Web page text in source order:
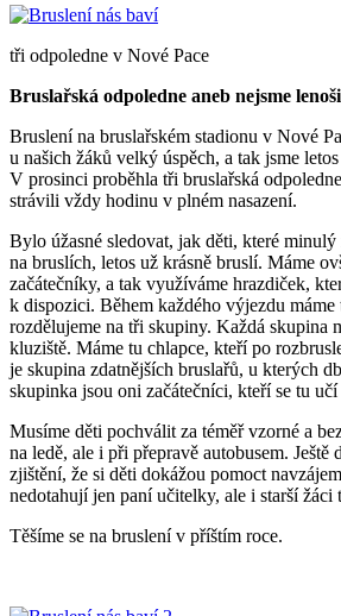
tři odpoledne v Nové Pace
Bruslařská odpoledne aneb nejsme
Bruslení na bruslařském stadionu v Nové
u našich žáků velký úspěch, a tak jsme
V prosinci proběhla tři bruslařská
strávili vždy hodinu v plném nasazení.
Bylo úžasné sledovat, jak děti, které
na bruslích, letos už krásně bruslí. Máme
začátečníky, a tak využíváme hrazdiček,
k dispozici. Během každého výjezdu máme
rozdělujeme na tři skupiny. Každá skupina
kluziště. Máme tu chlapce, kteří po
je skupina zdatnějších bruslařů, u kterých
skupinka jsou oni začátečníci, kteří se tu
Musíme děti pochválit za téměř vzorné a
na ledě, ale i při přepravě autobusem. Ještě
zjištění, že si děti dokážou pomoct
nedotahují jen paní učitelky, ale i starší žáci
Těšíme se na bruslení v příštím roce.